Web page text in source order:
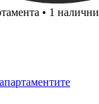
• 1 налични